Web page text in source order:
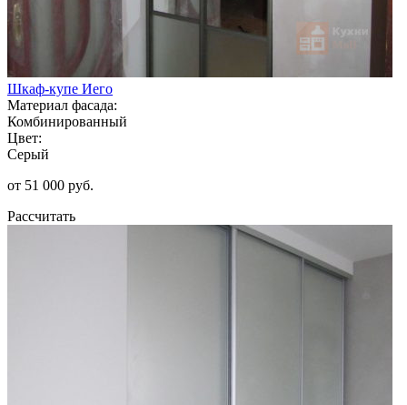
Шкаф-купе Иего
Материал фасада:
Комбинированный
Цвет:
Серый
от 51 000 руб.
Рассчитать